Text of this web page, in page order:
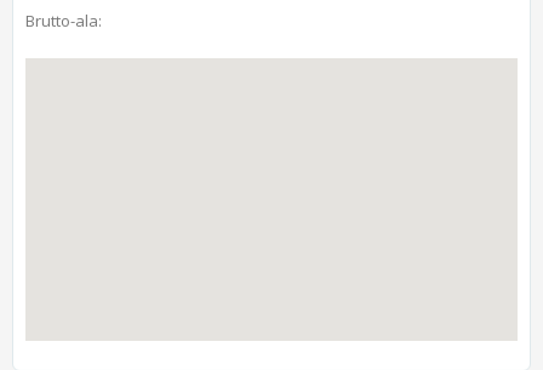
Brutto-ala: